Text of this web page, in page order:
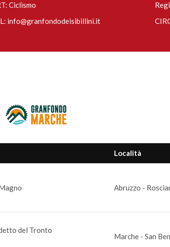
Ciclismo
info@granfondodeisibillini.it
Località
Abruzzo -
del Tronto
Marche - San